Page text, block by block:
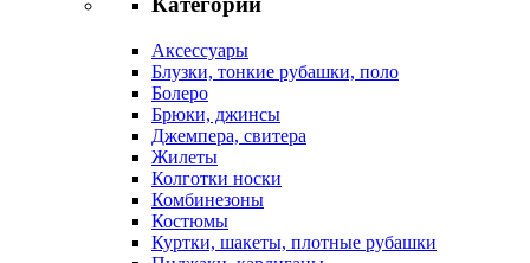
Аксессуары
Блузки, тонкие рубашки, поло
Болеро
Брюки, джинсы
Джемпера, свитера
Жилеты
Колготки носки
Комбинезоны
Костюмы
Куртки, шакеты, плотные рубашки